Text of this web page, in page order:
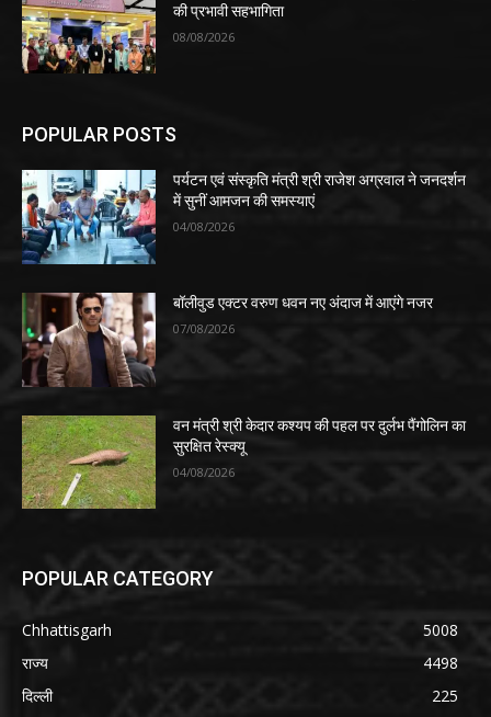
की प्रभावी सहभागिता
08/08/2026
POPULAR POSTS
पर्यटन एवं संस्कृति मंत्री श्री राजेश अग्रवाल ने जनदर्शन
में सुनीं आमजन की समस्याएं
04/08/2026
बॉलीवुड एक्टर वरुण धवन नए अंदाज में आएंगे नजर
07/08/2026
वन मंत्री श्री केदार कश्यप की पहल पर दुर्लभ पैंगोलिन का
सुरक्षित रेस्क्यू
04/08/2026
POPULAR CATEGORY
Chhattisgarh
5008
राज्य
4498
दिल्ली
225